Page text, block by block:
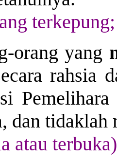
orang yang
rahsia
dan tidaklah
atau terbuka)